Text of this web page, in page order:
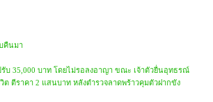
คืนมา
บ 35,000 บาท โดยไม่รอลงอาญา ขณะ เจ้าตัวยื่นอุทธรณ์
ตีราคา 2 แสนบาท หลังตำรวจลาดพร้าวคุมตัวฝากขัง